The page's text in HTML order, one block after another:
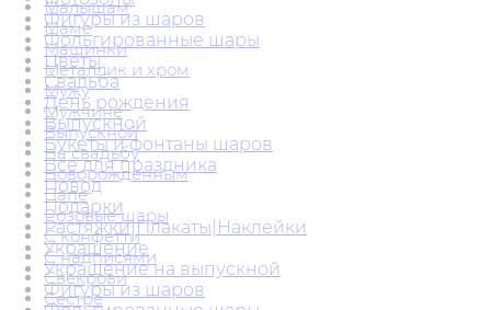
Малышам
Маме
Машинки
Металлик и хром
Мужу
Мужчине
Выпускной
На свадьбу
Новорожденным
Папе
Розовые шары
С конфетти
С надписями
Свекрови
Сестре
Фигуры из шаров
Фольгированные шары
Цветы
Свадьба
День рождения
Выпускной
Букеты и фонтаны шаров
Всё для праздника
Повод
Подарки
Растяжки|Плакаты|Наклейки
Украшение
Украшение на выпускной
Фигуры из шаров